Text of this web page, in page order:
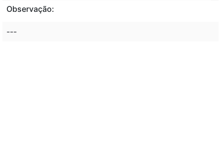
Observação:
---